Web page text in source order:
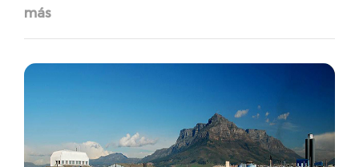
más